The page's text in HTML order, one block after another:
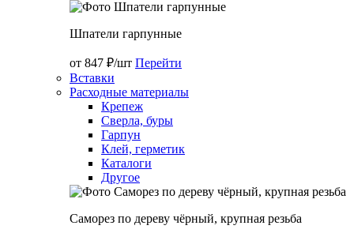
Шпатели гарпунные
от 847 ₽/шт Перейти
Вставки
Расходные материалы
Крепеж
Сверла, буры
Гарпун
Клей, герметик
Каталоги
Другое
Саморез по дереву чёрный, крупная резьба